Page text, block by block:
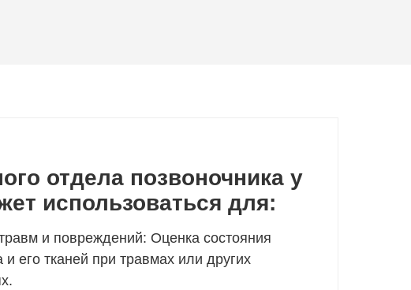
отдела позвоночника у
использоваться для:
и повреждений: Оценка состояния
и его тканей при травмах или других